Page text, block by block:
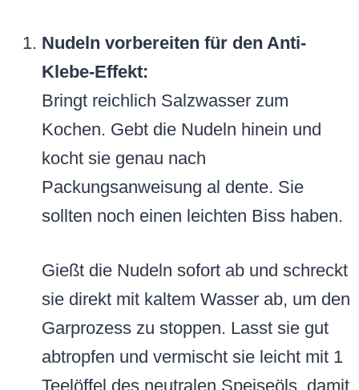
Nudeln vorbereiten für den Anti-
Klebe-Effekt:
Bringt reichlich Salzwasser zum
Kochen. Gebt die Nudeln hinein und
kocht sie genau nach
Packungsanweisung al dente. Sie
sollten noch einen leichten Biss haben.
Gießt die Nudeln sofort ab und schreckt
sie direkt mit kaltem Wasser ab, um den
Garprozess zu stoppen. Lasst sie gut
abtropfen und vermischt sie leicht mit 1
Teelöffel des neutralen Speiseöls, damit